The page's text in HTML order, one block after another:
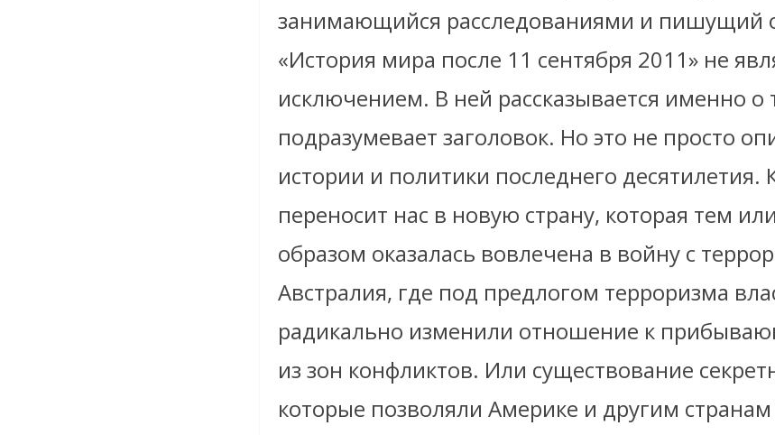
занимающийся расследованиями и пишущий
«История мира после 11 сентября 2011» не
исключением. В ней рассказывается именно о
подразумевает заголовок. Но это не просто
истории и политики последнего десятилетия.
переносит нас в новую страну, которая тем
образом оказалась вовлечена в войну с
Австралия, где под предлогом терроризма
радикально изменили отношение к
из зон конфликтов. Или существование
которые позволяли Америке и другим странам